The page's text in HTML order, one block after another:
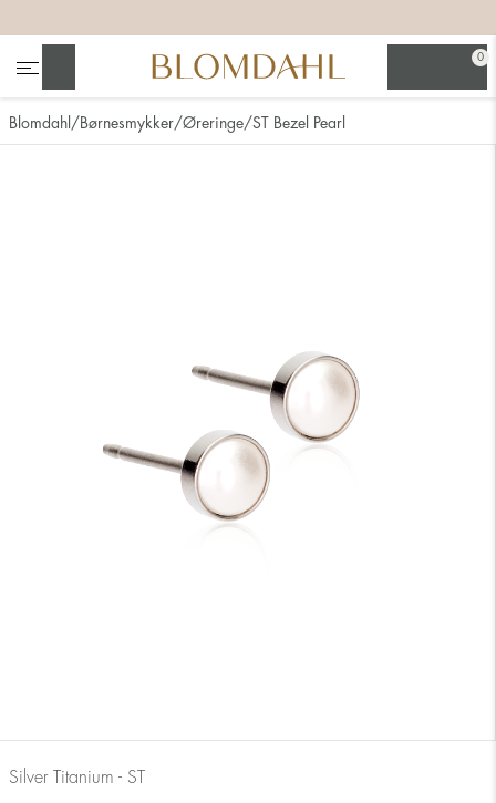
0
Blomdahl Børnesmykker Øreringe ST Bezel Pearl
Silver Titanium - ST